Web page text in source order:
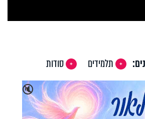
תלמידים
סודות
🔇